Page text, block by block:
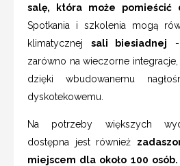
salę, która może pomieścić
Spotkania i szkolenia mogą
klimatycznej sali biesiadnej -
zarówno na wieczorne
dzięki wbudowanemu
dyskotekowemu.
Na potrzeby większych
dostępna jest również
miejscem dla około 100 osób.